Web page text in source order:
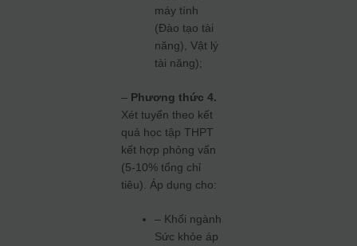
máy tính
(Đào tạo tài
năng), Vật lý
tài năng);
– Phương thức 4.
Xét tuyển theo kết
quả học tập THPT
kết hợp phỏng vấn
(5-10% tổng chỉ
tiêu). Áp dụng cho:
– Khối ngành
Sức khỏe áp